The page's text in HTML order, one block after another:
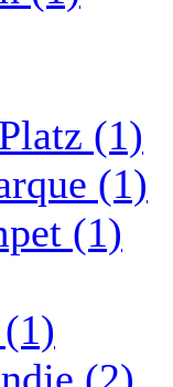
(1)
(1)
(1)